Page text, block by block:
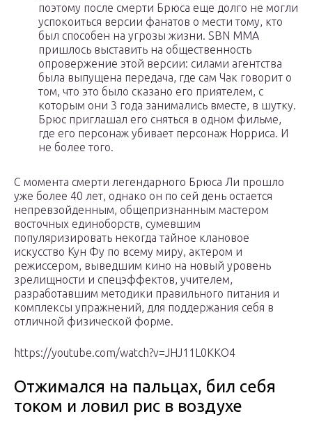
поэтому после смерти Брюса еще долго не могли
успокоиться версии фанатов о мести тому, кто
был способен на угрозы жизни. SBN MMA
пришлось выставить на общественность
опровержение этой версии: силами агентства
была выпущена передача, где сам Чак говорит о
том, что это было сказано его приятелем, с
которым они 3 года занимались вместе, в шутку.
Брюс приглашал его сняться в одном фильме,
где его персонаж убивает персонаж Норриса. И
не более того.
С момента смерти легендарного Брюса Ли прошло
уже более 40 лет, однако он по сей день остается
непревзойденным, общепризнанным мастером
восточных единоборств, сумевшим
популяризировать некогда тайное клановое
искусство Кун Фу по всему миру, актером и
режиссером, выведшим кино на новый уровень
зрелищности и спецэффектов, учителем,
разработавшим методики правильного питания и
комплексы упражнений, для поддержания себя в
отличной физической форме.
https://youtube.com/watch?v=JHJ11L0KKO4
Отжимался на пальцах, бил себя
током и ловил рис в воздухе